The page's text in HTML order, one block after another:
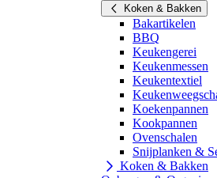
Koken & Bakken
Bakartikelen
BBQ
Keukengerei
Keukenmessen
Keukentextiel
Koekenpannen
Kookpannen
Ovenschalen
Snijplanken &
Koken & Bakken